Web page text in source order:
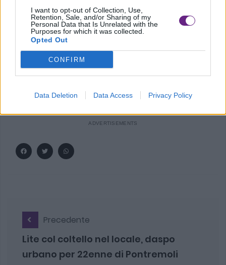
I want to opt-out of Collection, Use,
Retention, Sale, and/or Sharing of my
Personal Data that Is Unrelated with the
Purposes for which it was collected.
Opted Out
CONFIRM
Data Deletion Data Access Privacy Policy
Per tale motivo il 58enne è stato condotto in carcere a
Massa, in attesa dell’udienza di convalida che si è svolta il
15 giugno 2024 dove l’indagato, nel contradditorio tra le
parti, ha potuto sostenere la sua tesi difensiva. Al termine
dell’udienza il Giudice ha convalidato l’arresto e disposto
Precedente
Lite col coltello nel locale, daspo
urbano per 22enne di Pontremoli